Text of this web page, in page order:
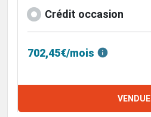
Crédit occasion
702,45€/mois
VENDUE